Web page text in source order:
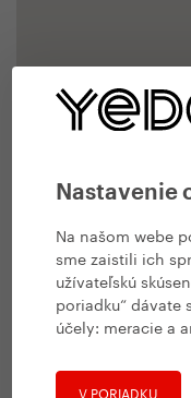
Nastavenie
Na našom webe
sme zaistili ich
užívateľskú
poriadku“ dávate
účely: meracie a
V PORIADKU